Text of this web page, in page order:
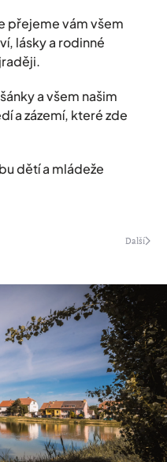
přejeme vám všem
lásky a rodinné
a všem našim
a zázemí, které zde
dětí a mládeže
Další